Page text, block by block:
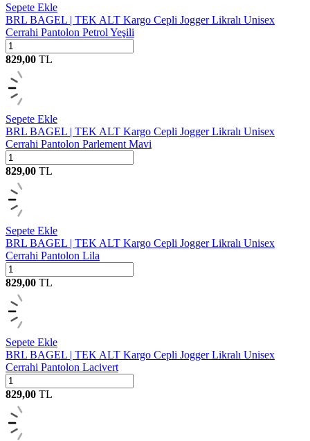
Sepete Ekle
BRL BAGEL | TEK ALT Kargo Cepli Jogger Likralı Unisex
Cerrahi Pantolon Petrol Yeşili
829,00 TL
Sepete Ekle
BRL BAGEL | TEK ALT Kargo Cepli Jogger Likralı Unisex
Cerrahi Pantolon Parlement Mavi
829,00 TL
Sepete Ekle
BRL BAGEL | TEK ALT Kargo Cepli Jogger Likralı Unisex
Cerrahi Pantolon Lila
829,00 TL
Sepete Ekle
BRL BAGEL | TEK ALT Kargo Cepli Jogger Likralı Unisex
Cerrahi Pantolon Lacivert
829,00 TL